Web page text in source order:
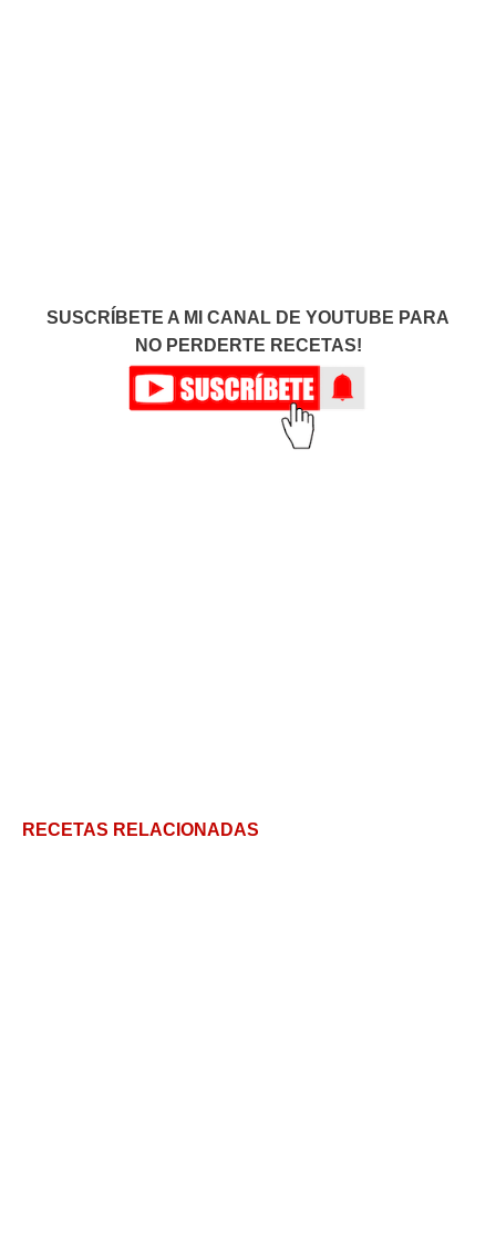
SUSCRÍBETE A MI CANAL DE YOUTUBE PARA
NO PERDERTE RECETAS!
RECETAS RELACIONADAS